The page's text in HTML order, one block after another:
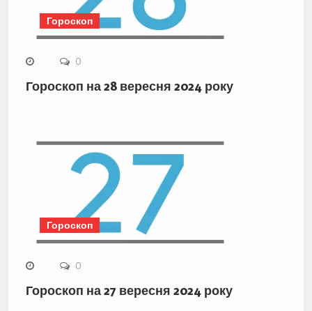
Гороскоп
0
Гороскоп на 28 вересня 2024 року
Гороскоп
0
Гороскоп на 27 вересня 2024 року